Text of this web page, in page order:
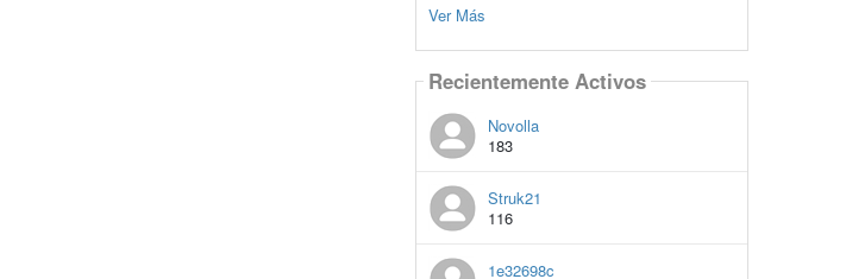
Ver Más
Recientemente Activos
Novolla
183
Struk21
116
1e32698c